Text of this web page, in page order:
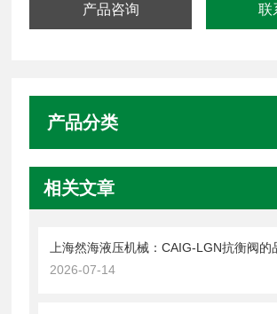
产品咨询 联
产品分类
相关文章
2026-07-14